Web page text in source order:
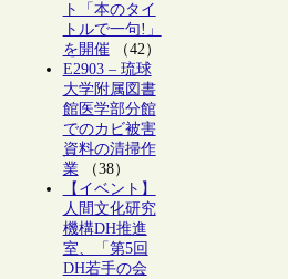
ト「本のタイ
トルで一句!」
を開催（42）
E2903 – 琉球
大学附属図書
館医学部分館
でのカビ被害
資料の清掃作
業（38）
【イベント】
人間文化研究
機構DH推進
室、「第5回
DH若手の会